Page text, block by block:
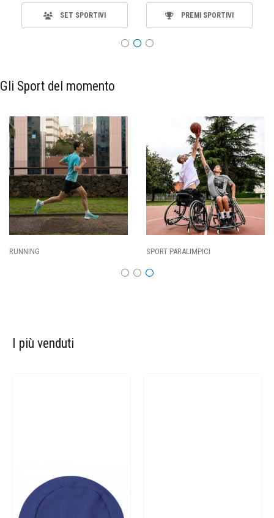
SET SPORTIVI PREMI SPORTIVI
Gli Sport del momento
SPORT PARALIMPICI
I più venduti